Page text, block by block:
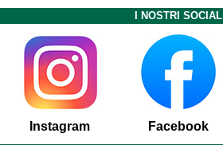
I NOSTRI SOCIAL
Instagram Facebook